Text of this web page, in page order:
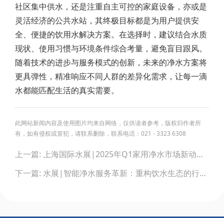
社区集中供水，还是注重自主可控的家庭设备，亦或是
灵活经济的公共水站，其终极目标都是为用户提供安
全、便捷的饮用水解决方案。在选择时，建议结合水质
现状、使用习惯与环境条件综合考量，避免盲目跟风。
随着技术的进步与服务模式的创新，未来的净水方案将
更具弹性，精准响应不同人群的差异化需求，让每一滴
水都能匹配生活的真实需要。
此网站新闻内容及使用图片均来自网络，仅供读者参考，版权归作者所
有，如有侵权或冒犯，请联系删除，联系电话：021 - 3323 6308
navigation
上一篇: 上海国际水展|2025年Q1家用净水市场新动向：政策赋能下的行业升级
下一篇: 水展|智能净水服务革新：重构饮水生态的行业变革